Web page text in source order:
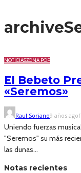
archive
NOTICIASZONA POP
El Bebeto
«Seremos»
Raul Soriano9 años ago
Uniendo fuerzas
"Seremos" su más
las dunas...
Notas recientes